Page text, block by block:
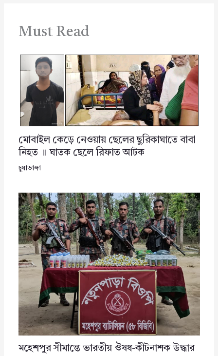
Must Read
মোবাইল কেড়ে নেওয়ায় ছেলের ছুরিকাঘাতে বাবা
নিহত ॥ ঘাতক ছেলে রিফাত আটক
চুয়াডাঙ্গা
মহেশপুর সীমান্তে ভারতীয় ঔষধ-কীটনাশক উদ্ধার